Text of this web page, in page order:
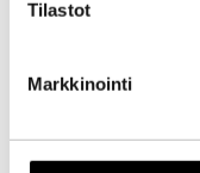
Tilastot
Markkinointi
Alternative: